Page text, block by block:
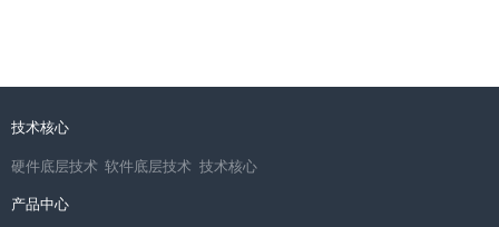
技术核心
硬件底层技术 软件底层技术 技术核心
产品中心